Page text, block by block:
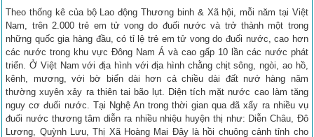
Theo thống kê của bộ Lao động Thương binh & Xã hội, mỗi năm tại Việt
Nam, trên 2.000 trẻ em tử vong do đuối nước và trở thành một trong
những quốc gia hàng đầu, có tỉ lệ trẻ em tử vong do đuối nước, cao hơn
các nước trong khu vực Đông Nam Á và cao gấp 10 lần các nước phát
triển. Ở Việt Nam với địa hình với địa hình chằng chịt sông, ngòi, ao hồ,
kênh, mương, với bờ biển dài hơn cả chiều dài đất nướ hàng năm
thường xuyên xảy ra thiên tai bão lụt. Diện tích mặt nước cao làm tăng
nguy cơ đuối nước. Tại Nghệ An trong thời gian qua đã xẩy ra nhiều vụ
đuối nước thương tâm diễn ra nhiều nhiệu huyện thị như: Diễn Châu, Đô
Lương, Quỳnh Lưu, Thị Xã Hoàng Mai Đây là hồi chuông cảnh tỉnh cho